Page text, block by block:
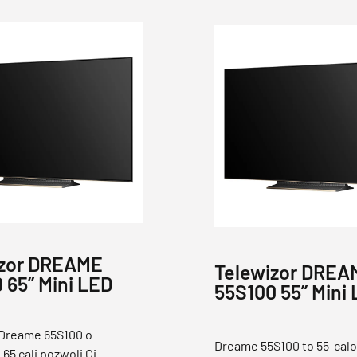
DREAME
65” Mini LED
65S100 o
cali pozwoli Ci
Telewizor
55S100 55” Mini
Dreame 55S100 to 55-